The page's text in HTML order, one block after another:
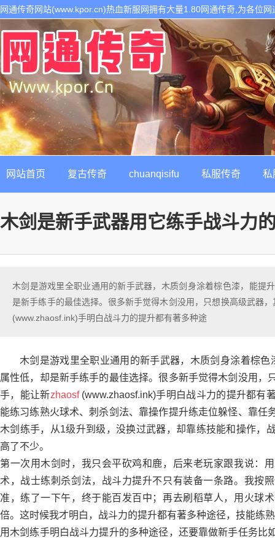
网通传奇网站(www.kpor.cn)热血新服网拥有大量1.80网通传奇,为各位
1.80传奇开区服务,是继网通传奇私服以后最热门的每日新开1.80传奇私
网站首页 复古传奇 chuanqisifu 私服传奇 私
木剑是新手武器用它练手战斗力
木剑是游戏里全职业通用的新手武器，木质剑身涂着棕色漆，能提
是新手练手的最佳选择。很多新手觉得木剑没用，只想换高级武器
(www.zhaosf.ink)手明白战斗力的提升都有著多种途
木剑是游戏里全职业通用的新手武器，木质剑身涂着棕
属性低，却是新手练手的最佳选择。很多新手觉得木剑没用，
手，能让新zhaosf(www.zhaosf.ink)手明白战斗力的提升都有
能练习练熟火球术、刺杀剑法、靠操作提升练走位躲怪、靠任
木剑练手，从1级升到级，没换过武器，却靠练技能和操作，
高了不少。
第一次用木剑时，我只会平砍鸡和鹿，后来老玩家跟我说：
术，战士练刺杀剑法，战斗力提升不只有装备一条路。我按
准，练了一下午，终于能百发百中；再去刷稻草人，用火球
倍。这时候我才明白，战斗力的提升都有著多种途径，技能练
用木剑练手明白战斗力提升的多种途径，还要靠做新手任务比